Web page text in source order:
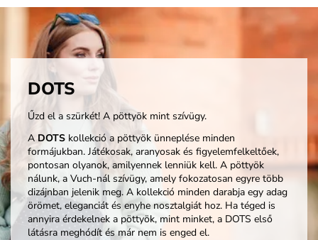
DOTS
Űzd el a szürkét! A pöttyök mint szívügy.
A DOTSkollekció a pöttyök ünneplése minden
formájukban. Játékosak, aranyosak és figyelemfelkeltőek,
pontosan olyanok, amilyennek lenniük kell. A pöttyök
nálunk, a Vuch-nál szívügy, amely fokozatosan egyre több
dizájnban jelenik meg. A kollekció minden darabja egy adag
örömet, eleganciát és enyhe nosztalgiát hoz. Ha téged is
annyira érdekelnek a pöttyök, mint minket, a DOTS első
látásra meghódít és már nem is enged el.